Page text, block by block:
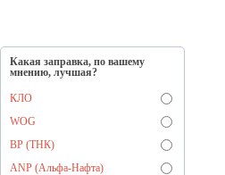
Какая заправка, по вашему
мнению, лучшая?
КЛО
WOG
BP (ТНК)
ANP (Альфа-Нафта)